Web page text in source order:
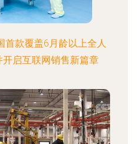
首款覆盖6月龄以上全人
启互联网销售新篇章